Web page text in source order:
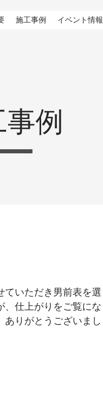
施工事例 イベント情報
例
ていただき男前表を選
、仕上がりをご覧にな
ありがとうございまし